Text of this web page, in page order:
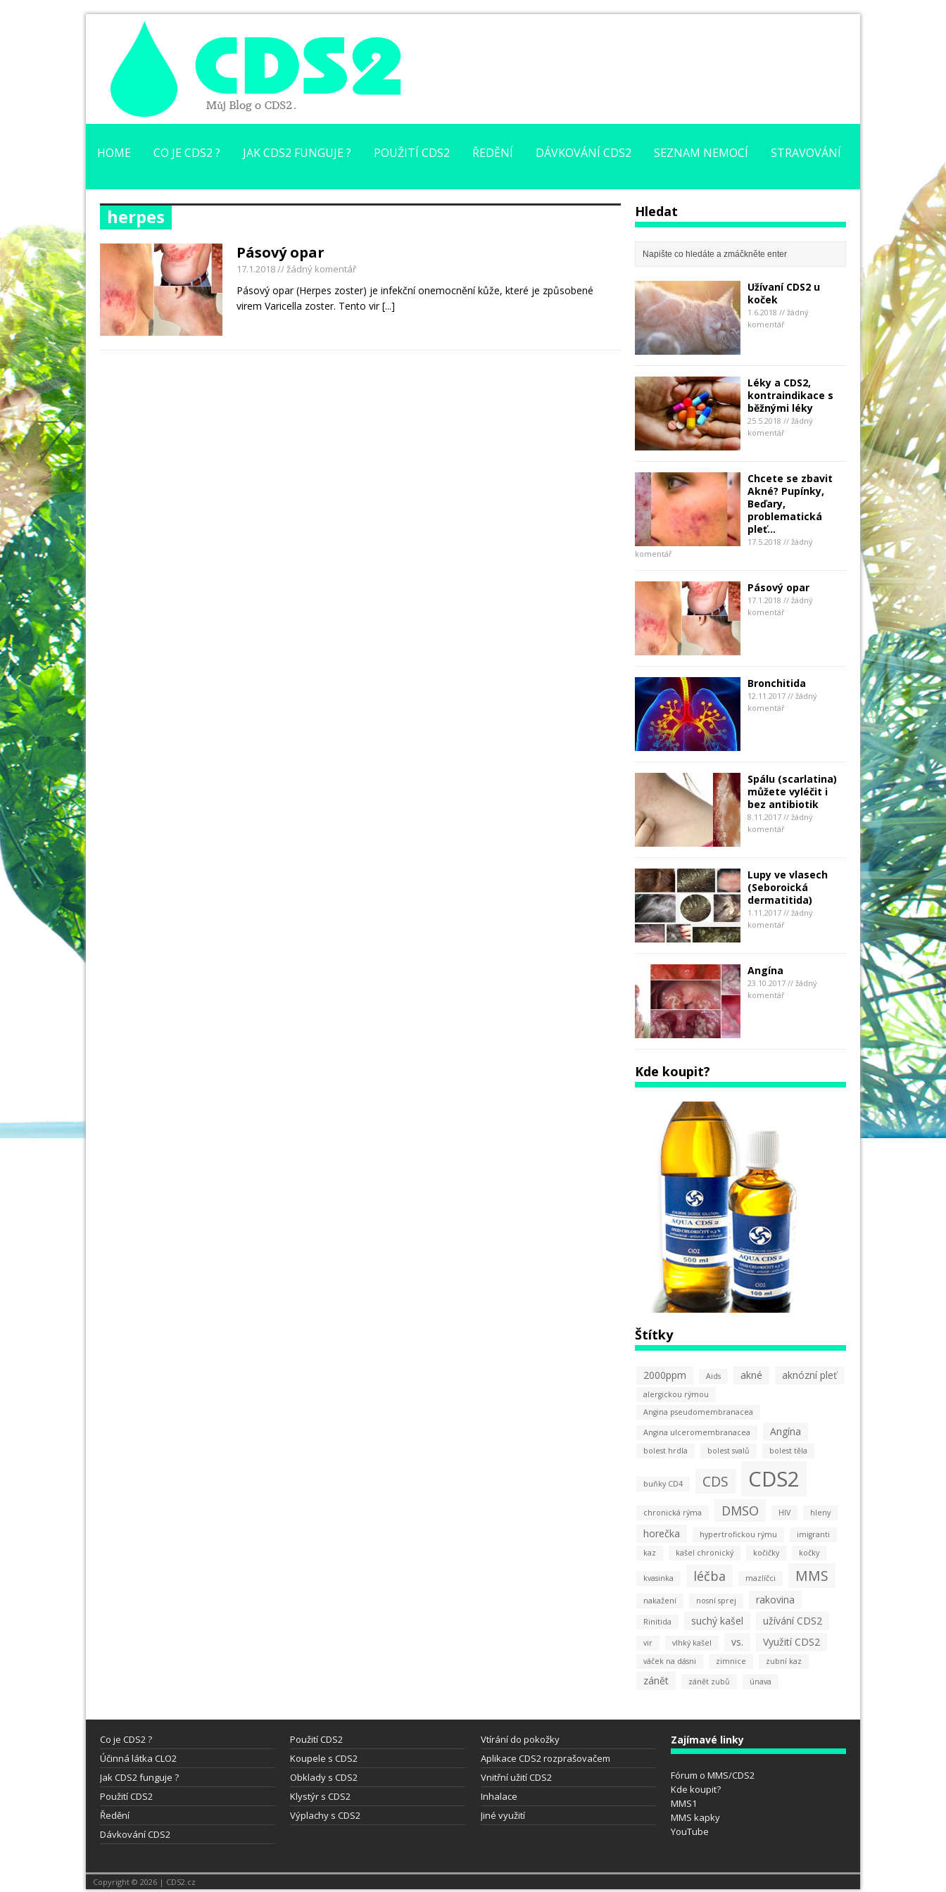
HOME CO JE CDS2 ? JAK CDS2 FUNGUJE ? POUŽITÍ CDS2 ŘEDĚNÍ DÁVKOVÁNÍ CDS2 SEZNAM NEMOCÍ STRAVOVÁNÍ
herpes
Pásový opar
17.1.2018// žádný komentář
Pásový opar (Herpes zoster) je infekční onemocnění kůže, které je způsobené
virem Varicella zoster. Tento vir[...]
Hledat
Užívaní CDS2 u
koček
1.6.2018 // žádný
komentář
Léky a CDS2,
kontraindikace s
běžnými léky
25.5.2018 // žádný
komentář
Chcete se zbavit
Akné? Pupínky,
Beďary,
problematická
pleť…
17.5.2018 // žádný
komentář
Pásový opar
17.1.2018 // žádný
komentář
Bronchitida
12.11.2017 // žádný
komentář
Spálu (scarlatina)
můžete vyléčit i
bez antibiotik
8.11.2017 // žádný
komentář
Lupy ve vlasech
(Seboroická
dermatitida)
1.11.2017 // žádný
komentář
Angína
23.10.2017 // žádný
komentář
Kde koupit?
Štítky
2000ppm Aids akné aknózní pleť
alergickou rýmou
Angina pseudomembranacea
Angina ulceromembranacea Angína
bolest hrdla bolest svalů bolest těla
buňky CD4 CDS CDS2
chronická rýma DMSO HIV hleny
horečka hypertrofickou rýmu
imigranti
kaz
kašel chronický kočičky kočky
kvasinka léčba mazlíčci MMS
nakažení nosní sprej rakovina
Rinitida suchý kašel užívání CDS2
vir vlhký kašel vs. Využití CDS2
váček na dásni zimnice zubní kaz
zánět zánět zubů únava
Co je CDS2 ?
Účinná látka CLO2
Jak CDS2 funguje ?
Použití CDS2
Ředění
Dávkování CDS2
Použití CDS2
Koupele s CDS2
Obklady s CDS2
Klystýr s CDS2
Výplachy s CDS2
Vtírání do pokožky
Aplikace CDS2 rozprašovačem
Vnitřní užití CDS2
Inhalace
Jiné využití
Zajímavé linky
Fórum o MMS/CDS2
Kde koupit?
MMS1
MMS kapky
YouTube
Copyright © 2026 | CDS2.cz